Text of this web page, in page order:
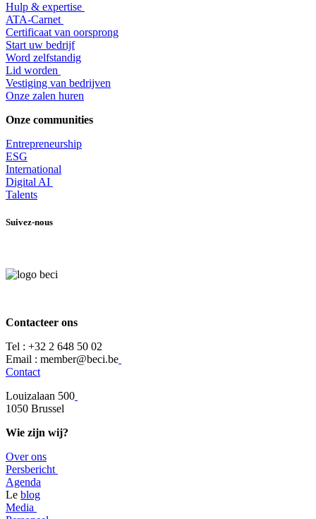
Hulp & expertise
​ATA-Carnet
Certificaat van oorsprong
Start uw bedrijf
Word zelfstandig
Lid worden
​Vestiging van bedrijven
Onze zalen huren
Onze communities
Entrepreneurship
ESG
International
Digital AI
Talents
Suivez-nous
Contacteer ons
Tel : +32 2 648 50 02​
​​Email : member@beci.be
Contact
Louizalaan 500
​1050 Brussel
Wie zijn wij?
Over ons
​​Persbericht
​Agenda​
​​Le blog
​Media